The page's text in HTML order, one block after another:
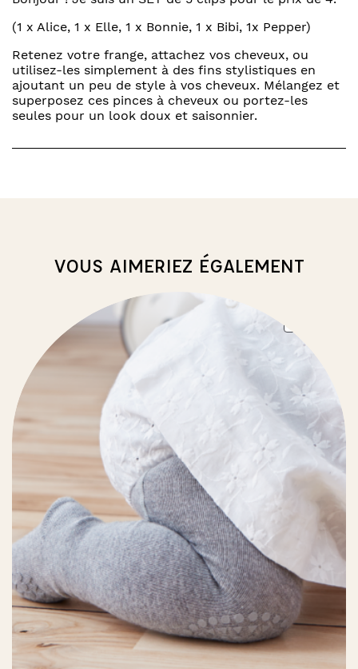
(set
5)
(1 x Alice, 1 x Elle, 1 x Bonnie, 1 x Bibi, 1x Pepper)
Retenez votre frange, attachez vos cheveux, ou
utilisez-les simplement à des fins stylistiques en
ajoutant un peu de style à vos cheveux. Mélangez et
superposez ces pinces à cheveux ou portez-les
seules pour un look doux et saisonnier.
VOUS AIMERIEZ ÉGALEMENT